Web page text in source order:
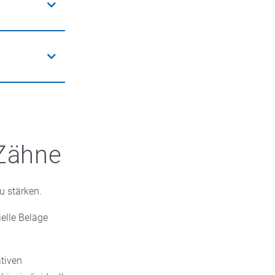
(unter 2
stärken.
Beläge